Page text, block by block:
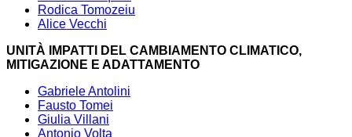
Rodica Tomozeiu
Alice Vecchi
UNITÀ IMPATTI DEL CAMBIAMENTO CLIMATICO,
MITIGAZIONE E ADATTAMENTO
Gabriele Antolini
Fausto Tomei
Giulia Villani
Antonio Volta